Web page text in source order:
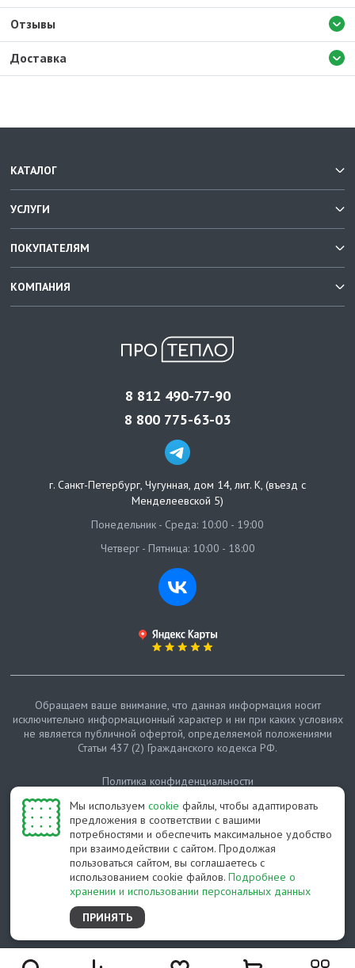
Доставка
Отзывы
Мы используем cookie файлы, чтобы адаптировать
предложения в соответствии с вашими
потребностями и обеспечить максимальное удобство
при взаимодействии с сайтом. Продолжая
пользоваться сайтом, вы соглашаетесь с
использованием cookie файлов. Подробнее о
хранении и использовании персональных данных
ПРИНЯТЬ
КАТАЛОГ
УСЛУГИ
ПОКУПАТЕЛЯМ
КОМПАНИЯ
8 812 490-77-90
8 800 775-63-03
г. Санкт-Петербург, Чугунная, дом 14, лит. К, (въезд с
Менделеевской 5)
Понедельник - Среда: 10:00 - 19:00
Четверг - Пятница: 10:00 - 18:00
© Протепло-СПб, 2011-2026
Обращаем ваше внимание, что данная информация носит
исключительно информационный характер и ни при каких условиях
не является публичной офертой, определяемой положениями
Статьи 437 (2) Гражданского кодекса РФ.
Политика конфиденциальности
Карта сайта
Разработано студией Feel Good St